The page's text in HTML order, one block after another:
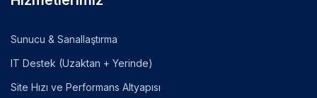
Sunucu & Sanallaştırma
IT Destek (Uzaktan + Yerinde)
Site Hızı ve Performans Altyapısı